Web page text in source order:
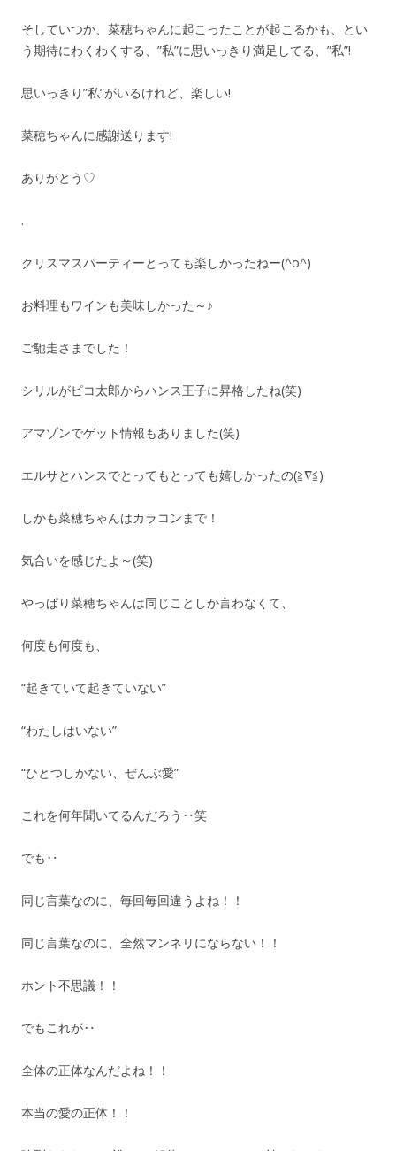
そしていつか、菜穂ちゃんに起こったことが起こるかも、とい
う期待にわくわくする、”私”に思いっきり満足してる、”私”!
思いっきり”私”がいるけれど、楽しい!
菜穂ちゃんに感謝送ります!
ありがとう♡
.
クリスマスパーティーとっても楽しかったねー(^o^)
お料理もワインも美味しかった～♪
ご馳走さまでした！
シリルがピコ太郎からハンス王子に昇格したね(笑)
アマゾンでゲット情報もありました(笑)
エルサとハンスでとってもとっても嬉しかったの(≧∇≦)
しかも菜穂ちゃんはカラコンまで！
気合いを感じたよ～(笑)
やっぱり菜穂ちゃんは同じことしか言わなくて、
何度も何度も、
“起きていて起きていない”
“わたしはいない”
“ひとつしかない、ぜんぶ愛”
これを何年聞いてるんだろう‥笑
でも‥
同じ言葉なのに、毎回毎回違うよね！！
同じ言葉なのに、全然マンネリにならない！！
ホント不思議！！
でもこれが‥
全体の正体なんだよね！！
本当の愛の正体！！